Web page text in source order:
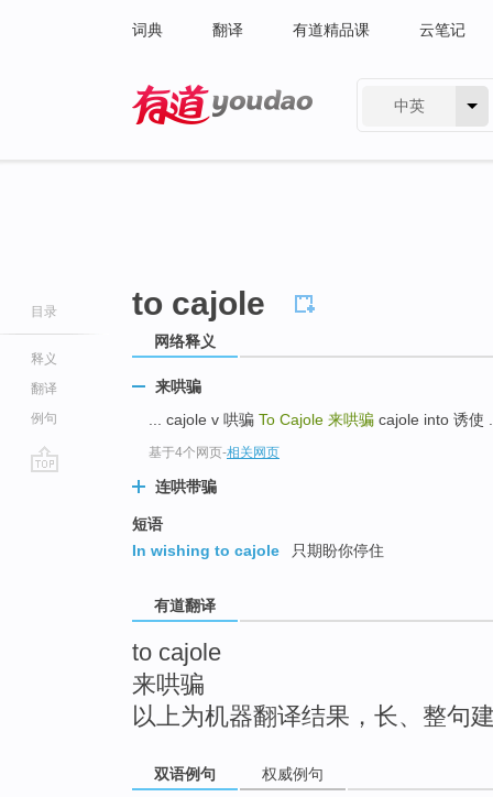
词典 翻译 有道精品课 云笔记
中英
目录
释义
翻译
例句
to cajole
网络释义
来哄骗
... cajole v 哄骗 To Cajole 来哄骗 cajole into 诱使
基于4个网页-相关网页
连哄带骗
短语
In wishing to cajole
只期盼你停住
有道翻译
to cajole
来哄骗
以上为机器翻译结果，长、整句
双语例句 权威例句